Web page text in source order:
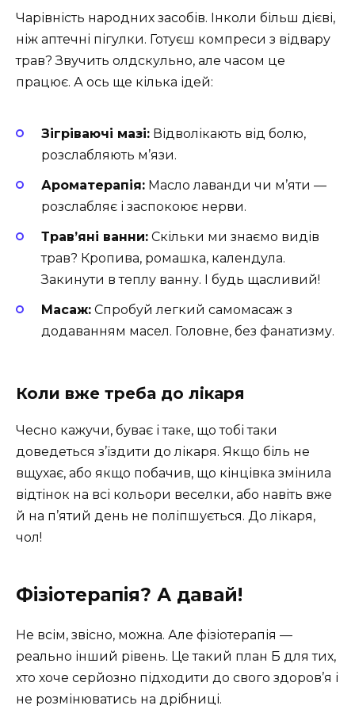
Чарівність народних засобів. Інколи більш дієві,
ніж аптечні пігулки. Готуєш компреси з відвару
трав? Звучить олдскульно, але часом це
працює. А ось ще кілька ідей:
Зігріваючі мазі: Відволікають від болю,
розслабляють м’язи.
Ароматерапія: Масло лаванди чи м’яти —
розслабляє і заспокоює нерви.
Трав’яні ванни: Скільки ми знаємо видів
трав? Кропива, ромашка, календула.
Закинути в теплу ванну. І будь щасливий!
Масаж: Спробуй легкий самомасаж з
додаванням масел. Головне, без фанатизму.
Коли вже треба до лікаря
Чесно кажучи, буває і таке, що тобі таки
доведеться з’їздити до лікаря. Якщо біль не
вщухає, або якщо побачив, що кінцівка змінила
відтінок на всі кольори веселки, або навіть вже
й на п’ятий день не поліпшується. До лікаря,
чол!
Фізіотерапія? А давай!
Не всім, звісно, можна. Але фізіотерапія —
реально інший рівень. Це такий план Б для тих,
хто хоче серйозно підходити до свого здоров’я і
не розмінюватись на дрібниці.